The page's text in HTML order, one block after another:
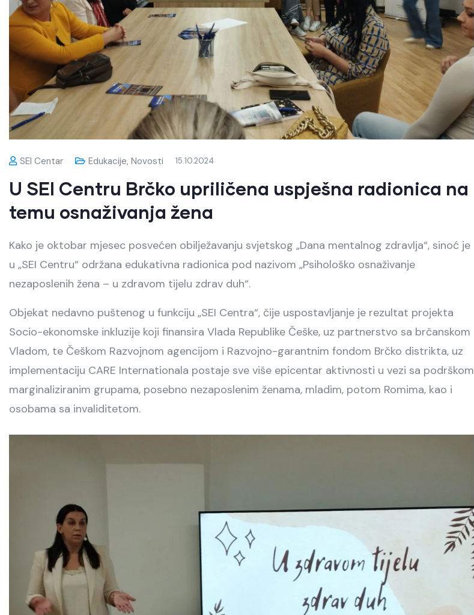
SEI Centar Edukacije, Novosti 15.10.2024
U SEI Centru Brčko upriličena uspješna radionica na
temu osnaživanja žena
Kako je oktobar mjesec posvećen obilježavanju svjetskog „Dana mentalnog zdravlja“, sinoć je
u „SEI Centru“ održana edukativna radionica pod nazivom „Psihološko osnaživanje
nezaposlenih žena – u zdravom tijelu zdrav duh“.
Objekat nedavno puštenog u funkciju „SEI Centra“, čije uspostavljanje je rezultat projekta
Socio-ekonomske inkluzije koji finansira Vlada Republike Češke, uz partnerstvo sa brčanskom
Vladom, te Češkom Razvojnom agencijom i Razvojno-garantnim fondom Brčko distrikta, uz
implementaciju CARE Internationala postaje sve više epicentar aktivnosti u vezi sa podrškom
marginaliziranim grupama, posebno nezaposlenim ženama, mladim, potom Romima, kao i
osobama sa invaliditetom.